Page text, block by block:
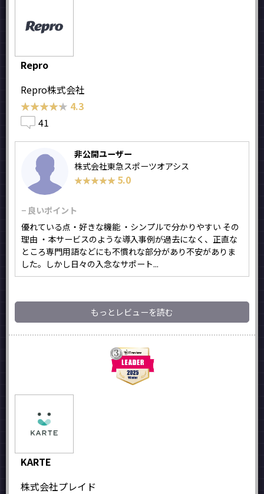
Repro
Repro株式会社
★★★★★
★★★★★ 4.3
41
非公開ユーザー
株式会社東急スポーツオアシス
★★★★★
★★★★★ 5.0
− 良いポイント
優れている点・好きな機能 ・シンプルで分かりやすい その
理由 ・本サービスのような導入事例が過去になく、正直な
ところ専門用語などにも不慣れな部分があり不安がありま
した。しかし日々の入念なサポート...
もっとレビューを読む
KARTE
株式会社プレイド